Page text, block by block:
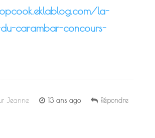
la-
du-carambar-concours-
Jeanne 13 ans ago Répondre